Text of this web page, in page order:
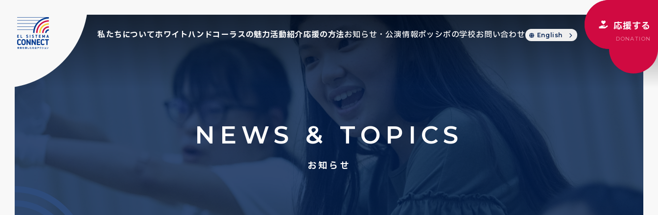
私たちについてホワイトハンドコーラスの魅力活動紹介応援の方法お知らせ・公演情報ポッシボの学校お問い合わせ English
応援する
DONATION
NEWS & TOPICS
お知らせ